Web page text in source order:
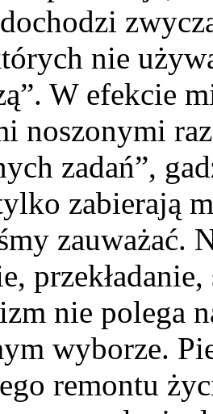
nie
W efekcie
noszonymi
zadań”,
zabierają
zauważać.
nie polega
wyborze.
remontu